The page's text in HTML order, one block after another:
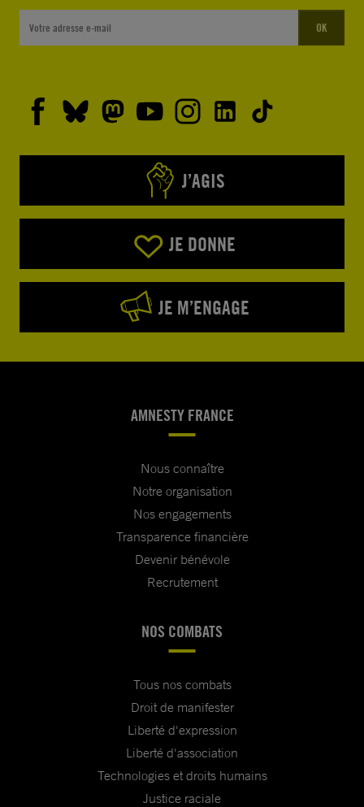
OK
J’AGIS
JE DONNE
JE M’ENGAGE
AMNESTY FRANCE
Nous connaître
Notre organisation
Nos engagements
Transparence financière
Devenir bénévole
Recrutement
NOS COMBATS
Tous nos combats
Droit de manifester
Liberté d'expression
Liberté d'association
Technologies et droits humains
Justice raciale